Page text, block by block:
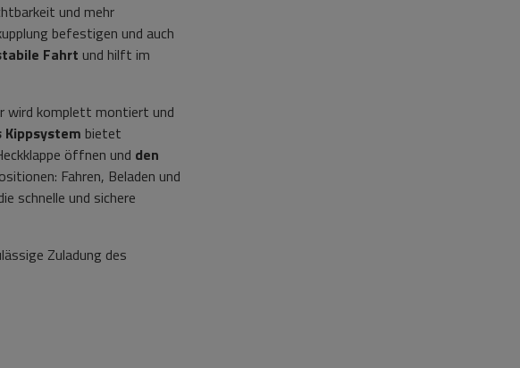
und mehr
befestigen und auch
Fahrt und hilft im
wird komplett montiert und
Kippsystem bietet
öffnen und den
Fahren, Beladen und
schnelle und sichere
Zuladung des